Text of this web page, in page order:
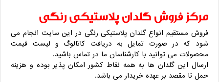
مرکز فروش گلدان پلاستیکی رنگی
فروش مستقیم انواع گلدان پلاستیکی رنگی در این سایت انجام می
شود که در صورت تمایل به دریافت کاتالوگ و لیست قیمت
محصولات می توانید با کارشناسان ما در تماس باشید.
ارسال این گلدان ها به همه نقاط کشور امکان پذیر بوده و هزینه
حمل تا مقصد بر عهده خریدار می باشد.